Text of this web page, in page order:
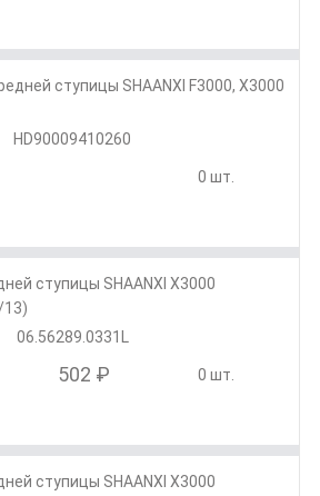
ступицы SHAANXI F3000, Х3000
HD90009410260
0 шт.
ступицы SHAANXI X3000
13)
06.56289.0331L
502 ₽ 0 шт.
ступицы SHAANXI X3000